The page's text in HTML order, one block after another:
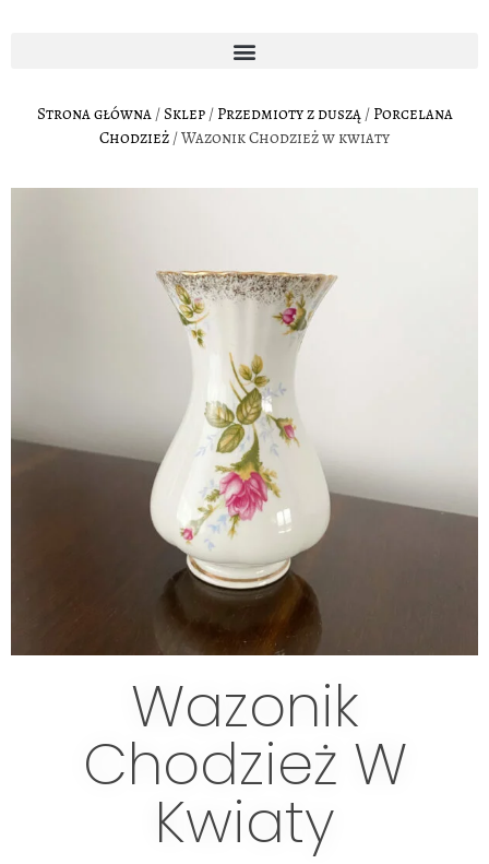
Strona główna/ Sklep/ Przedmioty z duszą/ Porcelana
Chodzież / Wazonik Chodzież w kwiaty
Wazonik
Chodzież W
Kwiaty